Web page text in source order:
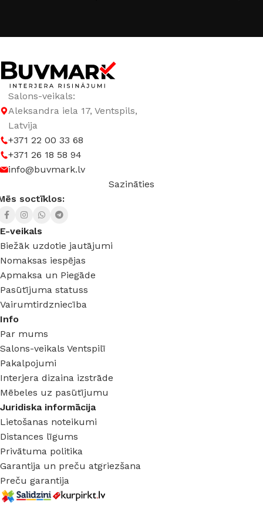
RGB GAISMA Jā
JAUDA
SPRIEGUMS DC:12 V
Salons-veikals:
Aleksandra iela 17, Ventspils,
Latvija
+371 22 00 33 68
+371 26 18 58 94
info@buvmark.lv
Sazināties
soctīklos:
E-veikals
Biežāk uzdotie jautājumi
Nomaksas iespējas
Apmaksa un Piegāde
Pasūtījuma statuss
Vairumtirdzniecība
Info
Par mums
Salons-veikals Ventspilī
Pakalpojumi
Interjera dizaina izstrāde
Mēbeles uz pasūtījumu
Juridiska informācija
Lietošanas noteikumi
Distances līgums
Privātuma politika
Garantija un preču atgriezšana
Preču garantija